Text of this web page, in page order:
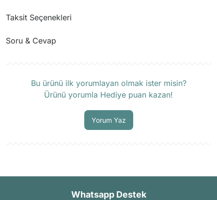
Taksit Seçenekleri
Soru & Cevap
Bu ürünü ilk yorumlayan olmak ister misin?
Ürünü yorumla Hediye puan kazan!
Yorum Yaz
Whatsapp Destek